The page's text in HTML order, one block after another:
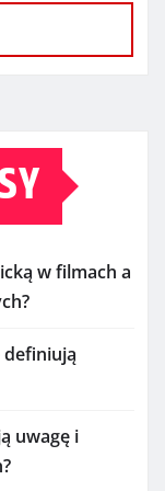
w filmach a
definiują
uwagę i